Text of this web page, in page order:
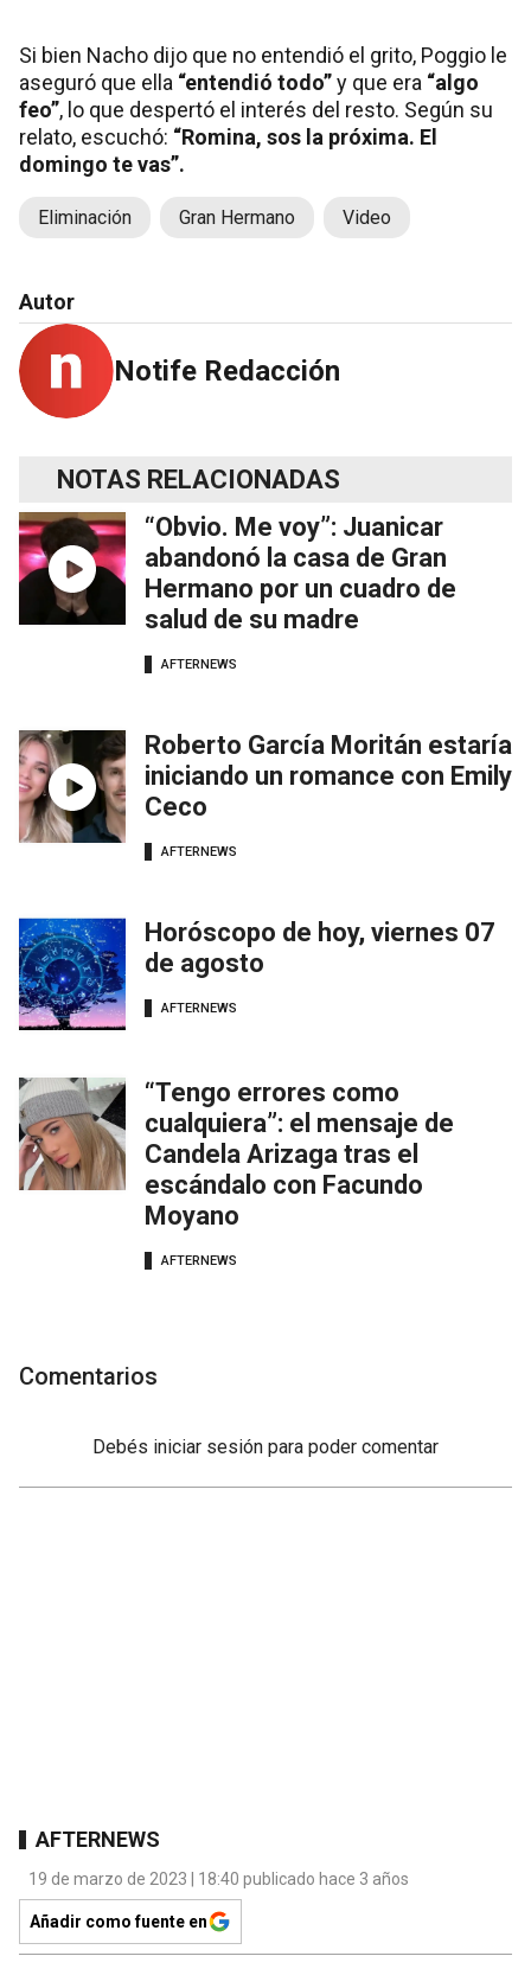
Si bien Nacho dijo que no entendió el grito, Poggio le
aseguró que ella “entendió todo”y que era “algo
feo”, lo que despertó el interés del resto. Según su
relato, escuchó: “Romina, sos la próxima. El
domingo te vas”.
Eliminación Gran Hermano Video
Autor
Notife Redacción
NOTAS RELACIONADAS
“Obvio. Me voy”: Juanicar
abandonó la casa de Gran
Hermano por un cuadro de
salud de su madre
AFTERNEWS
Roberto García Moritán estaría
iniciando un romance con Emily
Ceco
AFTERNEWS
Horóscopo de hoy, viernes 07
de agosto
AFTERNEWS
“Tengo errores como
cualquiera”: el mensaje de
Candela Arizaga tras el
escándalo con Facundo
Moyano
AFTERNEWS
Comentarios
Debés iniciar sesión para poder comentar
AFTERNEWS
19 de marzo de 2023 | 18:40 publicado hace 3 años
Añadir como fuente en